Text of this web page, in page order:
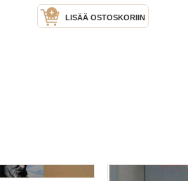
LISÄÄ OSTOSKORIIN